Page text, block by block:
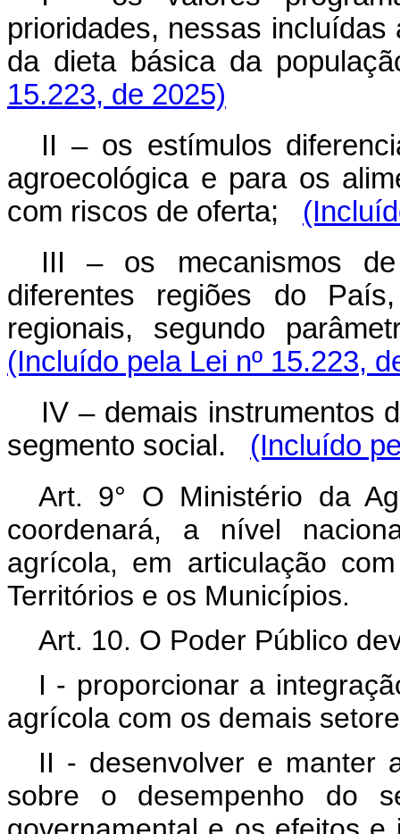
prioridades, nessas
da dieta básica da
15.223, de 2025)
II – os estímulos
agroecológica e para os
com riscos de oferta;
III – os mecanismos
diferentes regiões do
regionais, segundo
(Incluído pela Lei nº 15.223,
IV – demais instrumentos
segmento social.
(Incluído
Art. 9° O Ministério da
coordenará, a nível
agrícola, em articulação
Territórios e os Municípios.
Art. 10. O Poder Público
I - proporcionar a
agrícola com os demais
II - desenvolver e manter
sobre o desempenho do